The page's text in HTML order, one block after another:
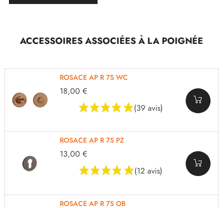
ACCESSOIRES ASSOCIÉES À LA POIGNÉE
ROSACE AP R 7S WC
(39 avis)
18,00 €
ROSACE AP R 7S PZ
(12 avis)
13,00 €
ROSACE AP R 7S OB